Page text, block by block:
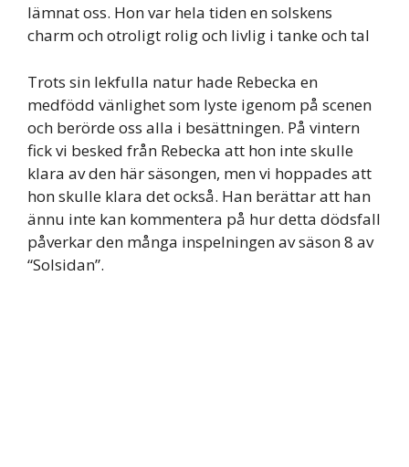
lämnat oss. Hon var hela tiden en solskens
charm och otroligt rolig och livlig i tanke och tal
Trots sin lekfulla natur hade Rebecka en
medfödd vänlighet som lyste igenom på scenen
och berörde oss alla i besättningen. På vintern
fick vi besked från Rebecka att hon inte skulle
klara av den här säsongen, men vi hoppades att
hon skulle klara det också. Han berättar att han
ännu inte kan kommentera på hur detta dödsfall
påverkar den många inspelningen av säson 8 av
“Solsidan”.